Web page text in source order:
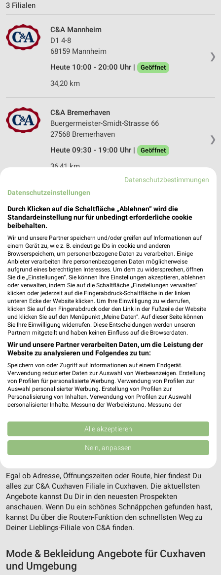
3 Filialen
❯
C&A Mannheim
D1 4-8
68159 Mannheim
Heute 10:00 - 20:00 Uhr |
Geöffnet
34,20 km
❯
C&A Bremerhaven
Buergermeister-Smidt-Strasse 66
27568 Bremerhaven
Heute 09:30 - 19:00 Uhr |
Geöffnet
36,41 km
C&A Heide
Markt 44
25746 Heide
44,82 km
Adresse, Öffnungszeiten und Route für die
C&A Cuxhaven Filiale in Cuxhaven
Egal ob Adresse, Öffnungszeiten oder Route, hier findest Du
alles zur C&A Cuxhaven Filiale in Cuxhaven. Die aktuellsten
Angebote kannst Du Dir in den neuesten Prospekten
anschauen. Wenn Du ein schönes Schnäppchen gefunden hast,
kannst Du über die Routen-Funktion den schnellsten Weg zu
Deiner Lieblings-Filiale von C&A finden.
Mode & Bekleidung Angebote für Cuxhaven
und Umgebung
Datenschutzbestimmungen
Datenschutzeinstellungen
Durch Klicken auf die Schaltfläche „Ablehnen“ wird die
Standardeinstellung nur für unbedingt erforderliche cookie
beibehalten.
Wir und unsere Partner speichern und/oder greifen auf Informationen auf
einem Gerät zu, wie z. B. eindeutige IDs in cookie und anderen
Browserspeichern, um personenbezogene Daten zu verarbeiten. Einige
Anbieter verarbeiten Ihre personenbezogenen Daten möglicherweise
aufgrund eines berechtigten Interesses. Um dem zu widersprechen, öffnen
Sie die „Einstellungen“. Sie können Ihre Einstellungen akzeptieren, ablehnen
oder verwalten, indem Sie auf die Schaltfläche „Einstellungen verwalten“
klicken oder jederzeit auf die Fingerabdruck-Schaltfläche in der linken
unteren Ecke der Website klicken. Um Ihre Einwilligung zu widerrufen,
klicken Sie auf den Fingerabdruck oder den Link in der Fußzeile der Website
und klicken Sie auf den Menüpunkt „Meine Daten“. Auf dieser Seite können
Sie Ihre Einwilligung widerrufen. Diese Entscheidungen werden unseren
Partnern mitgeteilt und haben keinen Einfluss auf die Browserdaten.
Wir und unsere Partner verarbeiten Daten, um die Leistung der
Website zu analysieren und Folgendes zu tun:
Speichern von oder Zugriff auf Informationen auf einem Endgerät.
Verwendung reduzierter Daten zur Auswahl von Werbeanzeigen. Erstellung
von Profilen für personalisierte Werbung. Verwendung von Profilen zur
Auswahl personalisierter Werbung. Erstellung von Profilen zur
Personalisierung von Inhalten. Verwendung von Profilen zur Auswahl
personalisierter Inhalte. Messung der Werbeleistung. Messung der
Kombinationen von Daten aus verschiedenen Quellen. Entwicklung und
Verbesserung der Angebote. Verwendung reduzierter Daten zur Auswahl
von Inhalten.
Daten können außerhalb der Europäischen Union weitergegeben und in die
USA gesendet werden.
Website/App.
Partnerliste anzeigen (1 IAB-Anbieter)
Wir nutzen Ihre Daten für folgende Zwecke:
IAB-Verarbeitungszwecke:
Speichern von oder Zugriff auf Informationen
auf einem Endgerät
Verwendung reduzierter Daten zur Auswahl von
Werbeanzeigen
Alle akzeptieren
Nein, anpassen